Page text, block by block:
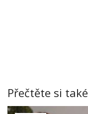
Přečtěte si také